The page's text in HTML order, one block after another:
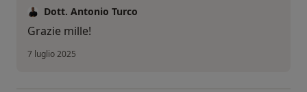
Dott. Antonio Turco
Grazie mille!
7 luglio 2025